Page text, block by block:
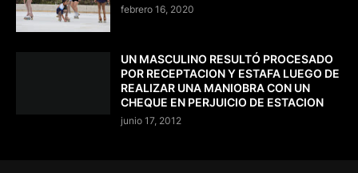
febrero 16, 2020
UN MASCULINO RESULTÓ PROCESADO
POR RECEPTACION Y ESTAFA LUEGO DE
REALIZAR UNA MANIOBRA CON UN
CHEQUE EN PERJUICIO DE ESTACION
junio 17, 2012